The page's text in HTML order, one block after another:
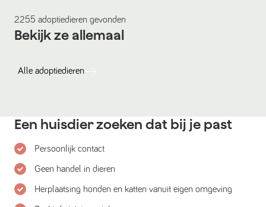
2255 adoptiedieren gevonden
Bekijk ze allemaal
Alle adoptiedieren
Een huisdier zoeken dat bij je past
Persoonlijk contact
Geen handel in dieren
Herplaatsing honden en katten vanuit eigen omgeving